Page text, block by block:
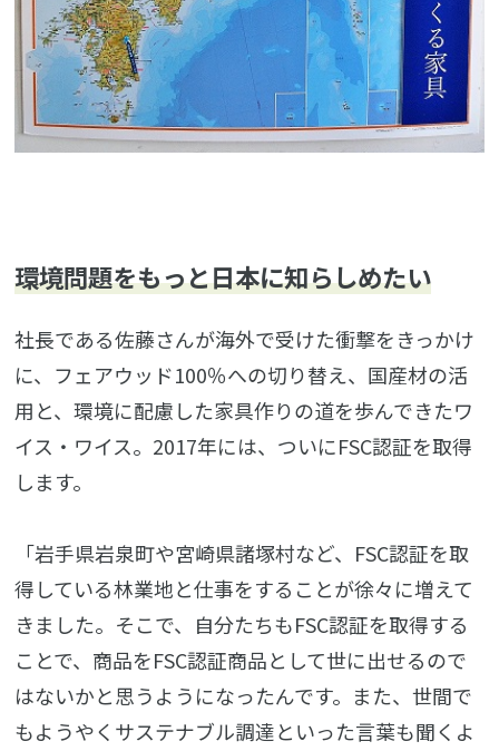
環境問題をもっと日本に知らしめたい
社長である佐藤さんが海外で受けた衝撃をきっかけ
に、フェアウッド100％への切り替え、国産材の活
用と、環境に配慮した家具作りの道を歩んできたワ
イス・ワイス。2017年には、ついにFSC認証を取得
します。
「岩手県岩泉町や宮崎県諸塚村など、FSC認証を取
得している林業地と仕事をすることが徐々に増えて
きました。そこで、自分たちもFSC認証を取得する
ことで、商品をFSC認証商品として世に出せるので
はないかと思うようになったんです。また、世間で
もようやくサステナブル調達といった言葉も聞くよ